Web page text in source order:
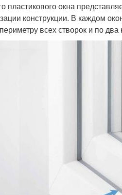
пластикового окна
конструкции. В каждом
всех створок и по